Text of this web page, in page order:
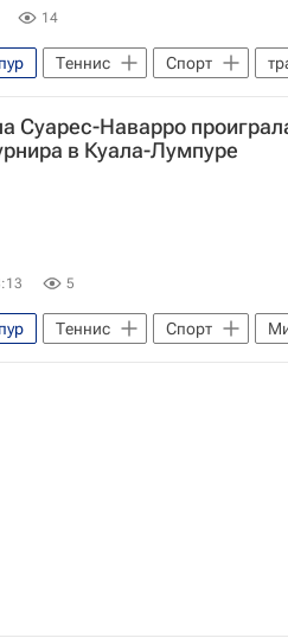
14
Теннис Спорт
Лесли Керкхове Элина
Суарес-Наварро
в Куала-Лумпуре
5
Теннис Спорт